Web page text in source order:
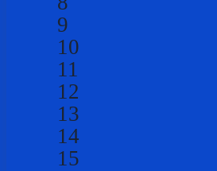
9
10
11
12
13
14
15